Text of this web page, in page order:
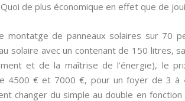
de plus économique en effet que de
montatge de panneaux solaires sur
solaire avec un contenant de 150 litres,
et de la maîtrise de l’énergie), le
4500 € et 7000 €, pour un foyer de 3
changer du simple au double en